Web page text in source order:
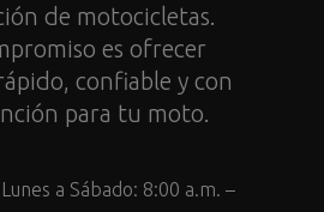
de motocicletas.
es ofrecer
confiable y con
para tu moto.
Lunes a Sábado: 8:00 a.m. –